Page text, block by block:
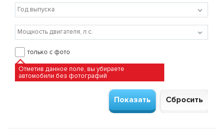
только с фото
Отметив данное поле, вы убираете
автомобили без фотографий